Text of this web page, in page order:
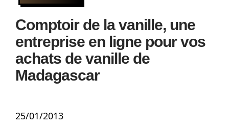
Comptoir de la vanille, une
entreprise en ligne pour vos
achats de vanille de
Madagascar
25/01/2013